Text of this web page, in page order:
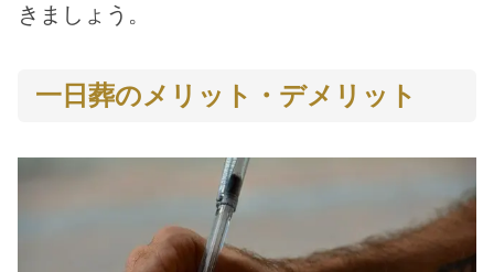
きましょう。
一日葬のメリット・デメリット